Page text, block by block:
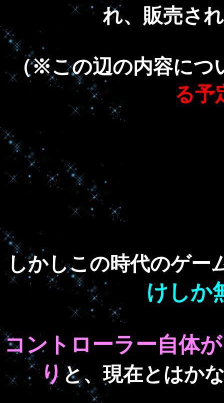
れ、販売さ
（※この辺の内容につ
る予
しかしこの時代のゲー
けしか
コントローラー自体
り と、現在とはか